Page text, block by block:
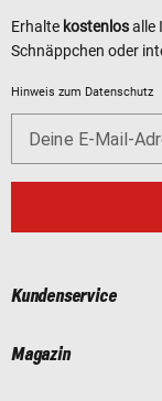
Erhalte kostenlosalle
Schnäppchen oder
Hinweis zum Datenschutz
Deine E-Mail-
Kundenservice
Magazin